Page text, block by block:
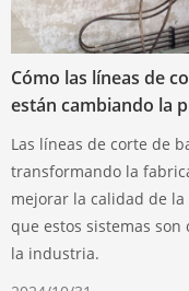
Cómo las líneas de
están cambiando la
Las líneas de corte de
transformando la
mejorar la calidad de
que estos sistemas
la industria.